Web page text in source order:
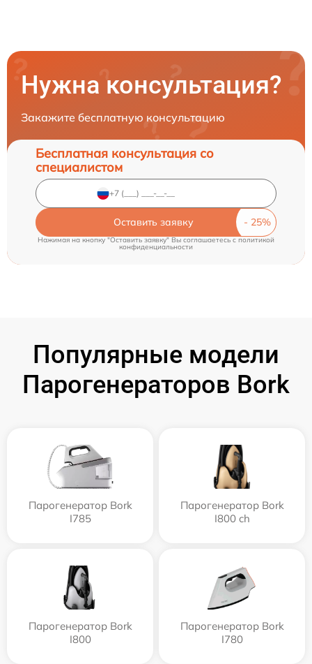
Нужна консультация?
Закажите бесплатную консультацию
Бесплатная консультация со
специалистом
Оставить заявку
Нажимая на кнопку "Оставить заявку" Вы соглашаетесь cполитикой
конфиденциальности
Популярные модели
Парогенераторов Bork
Парогенератор Bork
I785
Парогенератор Bork
I800 ch
Парогенератор Bork
I800
Парогенератор Bork
I780